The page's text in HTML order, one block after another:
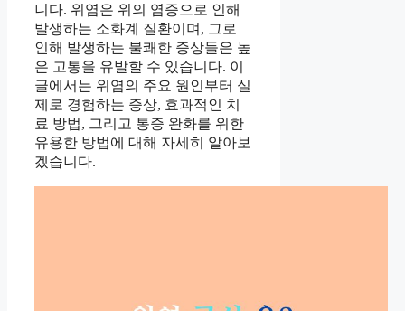
니다. 위염은 위의 염증으로 인해
발생하는 소화계 질환이며, 그로
인해 발생하는 불쾌한 증상들은 높
은 고통을 유발할 수 있습니다. 이
글에서는 위염의 주요 원인부터 실
제로 경험하는 증상, 효과적인 치
료 방법, 그리고 통증 완화를 위한
유용한 방법에 대해 자세히 알아보
겠습니다.